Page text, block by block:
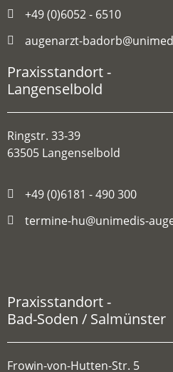
+49 (0)6052 - 6510
augenarzt-
Praxisstandort -
Langenselbold
Ringstr. 33-39
63505 Langenselbold
+49 (0)6181 - 490 300
termine-hu@unimedis-
Praxisstandort -
Bad-Soden / Salmünster
Frowin-von-Hutten-Str. 5